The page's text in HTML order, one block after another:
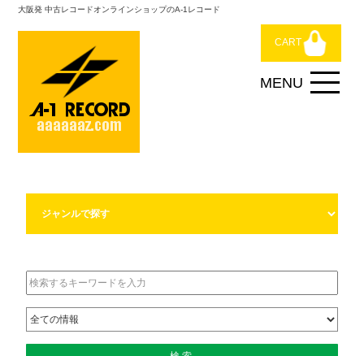
大阪発 中古レコードオンラインショップのA-1レコード
CART